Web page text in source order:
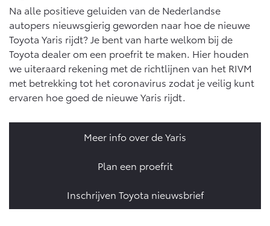
Na alle positieve geluiden van de Nederlandse
autopers nieuwsgierig geworden naar hoe de nieuwe
Toyota Yaris rijdt? Je bent van harte welkom bij de
Toyota dealer om een proefrit te maken. Hier houden
we uiteraard rekening met de richtlijnen van het RIVM
met betrekking tot het coronavirus zodat je veilig kunt
ervaren hoe goed de nieuwe Yaris rijdt.
Meer info over de Yaris
Plan een proefrit
Inschrijven Toyota nieuwsbrief